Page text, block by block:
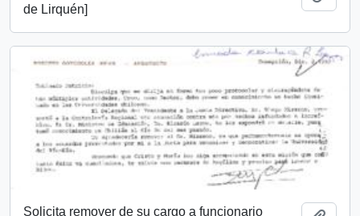
de Lirquén]
Solicita remover de su cargo a funcionario